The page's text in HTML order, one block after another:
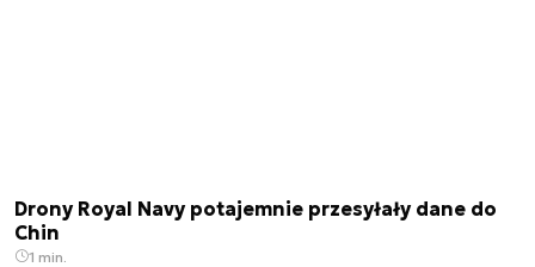
Drony Royal Navy potajemnie przesyłały dane do
Chin
1 min.